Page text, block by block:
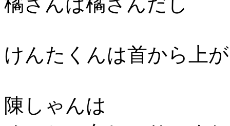
けんたくんは首から上
陳しゃんは